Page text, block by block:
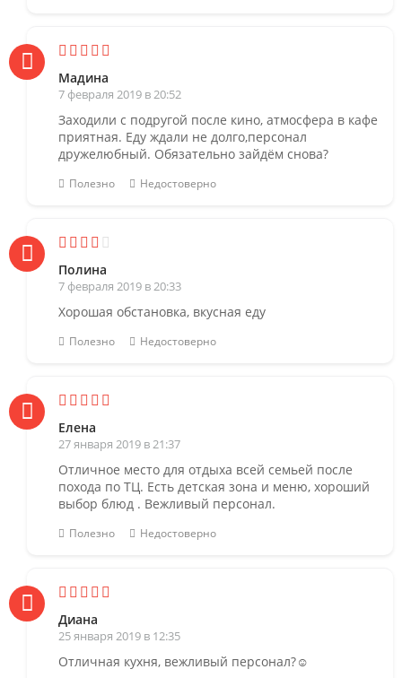
Мадина
7 февраля 2019 в 20:52
Заходили с подругой после кино, атмосфера в кафе
приятная. Еду ждали не долго,персонал
дружелюбный. Обязательно зайдём снова?
Полезно Недостоверно
Полина
7 февраля 2019 в 20:33
Хорошая обстановка, вкусная еду
Полезно Недостоверно
Елена
27 января 2019 в 21:37
Отличное место для отдыха всей семьей после
похода по ТЦ. Есть детская зона и меню, хороший
выбор блюд . Вежливый персонал.
Полезно Недостоверно
Диана
25 января 2019 в 12:35
Отличная кухня, вежливый персонал?☺